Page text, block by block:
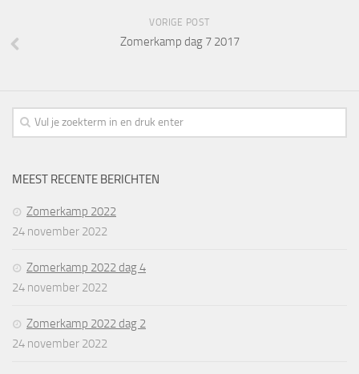
VORIGE POST
Zomerkamp dag 7 2017
MEEST RECENTE BERICHTEN
Zomerkamp 2022
24 november 2022
Zomerkamp 2022 dag 4
24 november 2022
Zomerkamp 2022 dag 2
24 november 2022